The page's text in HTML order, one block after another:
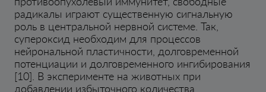
радикалы играют существенную сигнальную
роль в центральной нервной системе. Так,
супероксид необходим для процессов
нейрональной пластичности, долговременной
потенциации и долговременного ингибирования
[10]. В эксперименте на животных при
добавлении избыточного количества